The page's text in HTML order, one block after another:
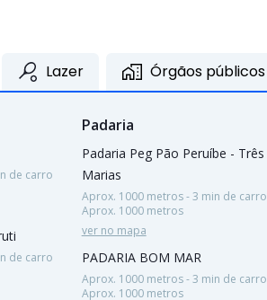
Lazer Órgãos públicos
de carro
de carro
Padaria
Padaria Peg Pão Peruíbe - Três
Marias
Aprox. 1000 metros - 3 min de carro
Aprox. 1000 metros
ver no mapa
PADARIA BOM MAR
Aprox. 1000 metros - 3 min de carro
Aprox. 1000 metros